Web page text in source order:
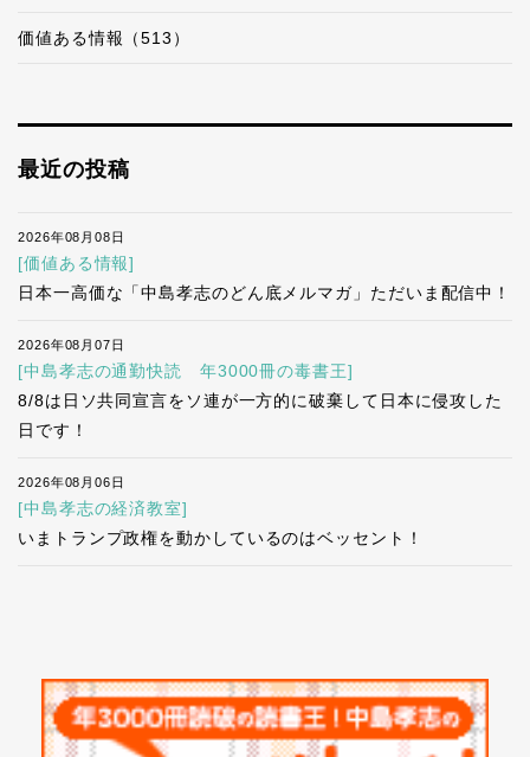
価値ある情報（513）
最近の投稿
2026年08月08日
[価値ある情報]
日本一高価な「中島孝志のどん底メルマガ」ただいま配信中！
2026年08月07日
[中島孝志の通勤快読 年3000冊の毒書王]
8/8は日ソ共同宣言をソ連が一方的に破棄して日本に侵攻した
日です！
2026年08月06日
[中島孝志の経済教室]
いまトランプ政権を動かしているのはベッセント！